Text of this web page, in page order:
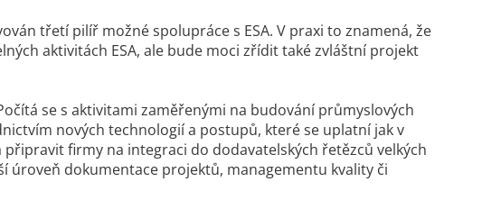
třetí pilíř možné spolupráce s ESA. V praxi to znamená, že
aktivitách ESA, ale bude moci zřídit také zvláštní projekt
se s aktivitami zaměřenými na budování průmyslových
nových technologií a postupů, které se uplatní jak v
firmy na integraci do dodavatelských řetězců velkých
úroveň dokumentace projektů, managementu kvality či